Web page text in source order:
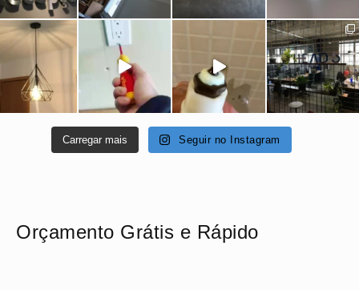
Carregar mais Seguir no Instagram
Orçamento Grátis e Rápido